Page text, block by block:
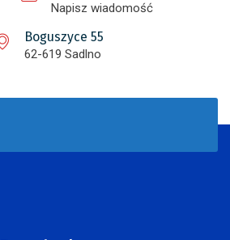
Napisz wiadomość
Boguszyce 55
62-619 Sadlno